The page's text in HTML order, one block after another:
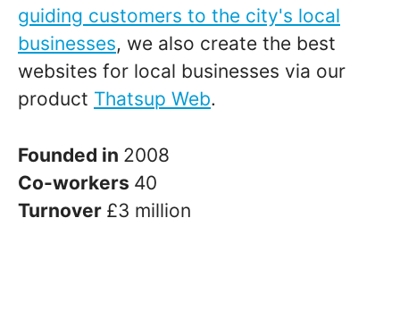
guiding customers to the city's local
businesses, we also create the best
websites for local businesses via our
product Thatsup Web.
Founded in 2008
Co-workers 40
Turnover £3 million